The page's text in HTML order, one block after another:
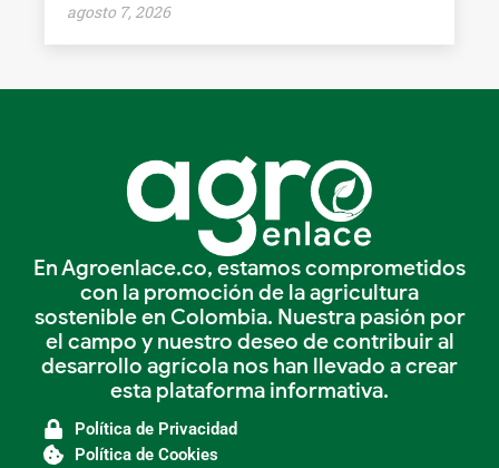
agosto 7, 2026
En Agroenlace.co, estamos comprometidos
con la promoción de la agricultura
sostenible en Colombia. Nuestra pasión por
el campo y nuestro deseo de contribuir al
desarrollo agrícola nos han llevado a crear
esta plataforma informativa.
Política de Privacidad
Política de Cookies